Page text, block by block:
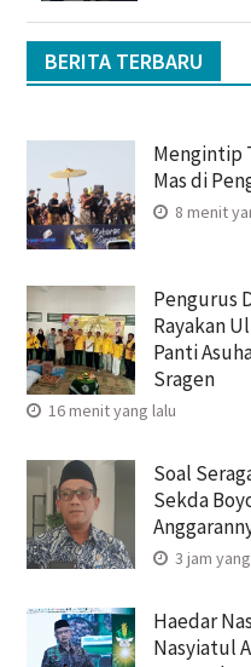
BERITA TERBARU
Mengintip
Mas di
8 menit
Pengurus
Rayakan
Panti
Sragen
16 menit yang lalu
Soal
Sekda
3 jam
Haedar
Nasyiatul